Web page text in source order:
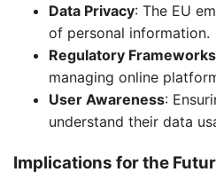
Data Privacy: The EU
of personal information.
Regulatory Frameworks
managing online
User Awareness:
understand their data
Implications for the